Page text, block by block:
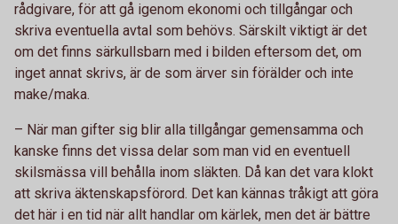
rådgivare, för att gå igenom ekonomi och tillgångar och
skriva eventuella avtal som behövs. Särskilt viktigt är det
om det finns särkullsbarn med i bilden eftersom det, om
inget annat skrivs, är de som ärver sin förälder och inte
make/maka.
– När man gifter sig blir alla tillgångar gemensamma och
kanske finns det vissa delar som man vid en eventuell
skilsmässa vill behålla inom släkten. Då kan det vara klokt
att skriva äktenskapsförord. Det kan kännas tråkigt att göra
det här i en tid när allt handlar om kärlek, men det är bättre